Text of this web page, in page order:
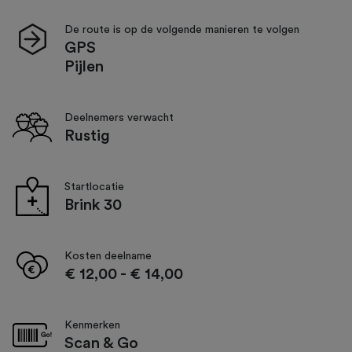
De route is op de volgende manieren te volgen
GPS
Pijlen
Deelnemers verwacht
Rustig
Startlocatie
Brink 30
Kosten deelname
€ 12,00 - € 14,00
Kenmerken
Scan & Go